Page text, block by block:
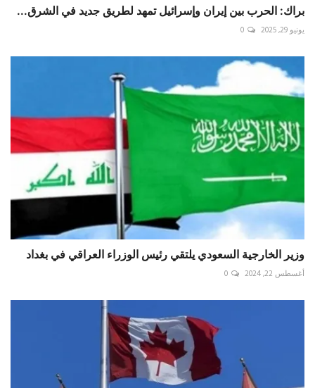
براك: الحرب بين إيران وإسرائيل تمهد لطريق جديد في الشرق...
يونيو 29, 2025 0
وزير الخارجية السعودي يلتقي رئيس الوزراء العراقي في بغداد
أغسطس 22, 2024 0